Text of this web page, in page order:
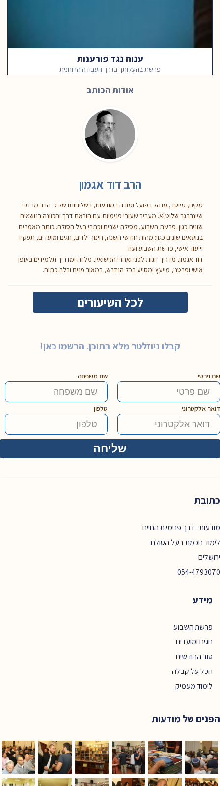
ענוה נגד פורענות
פרשת בהעלותך בדרך העבודה הרוחנית
אודות הכותב
הרב דוד אגמון
מקים, מייסד, מנהל בפועל ומורה במודעות, בשליחותו של כ' הרב מרדכי
שיינברגר שליט"א. מעביר שעורי פנימיות עם הוראת דרך והכוונה בנושאים
שונים כגון: פרשת השבוע, מסילת ישרים וכתבי בעל הסולם. כותב מאמרים
בנושאים שונים כגון: מהות חודשי השנה, חינוך ילדים, חגים ומועדים, תפקיד
וייעוד אישי, פרשת השבוע ועוד.
דוד אגמון, מדריך זוגות לפני ואחרי הנישואין, מלווה ומדריך תלמידים באופן
אישי ופרטני, מייעץ ומסייע בכל הנדרש, במאור פנים ובלב פתוח.
לכל השיעורים
קבלו ניוזלטר מלא בתוכן. הרשמו כאן!
שם פרטי שם משפחה
דואר אלקטרוני טלפון
כתובת
מודעות - דרך פנימיות החיים
לימוד חכמת בעל הסולם
ירושלים
054-4793070
מידע
פרשת השבוע
חגים ומועדים
סוד החודשים
הכל על קבלה
לימוד מעמיק
הפנים של מודעות